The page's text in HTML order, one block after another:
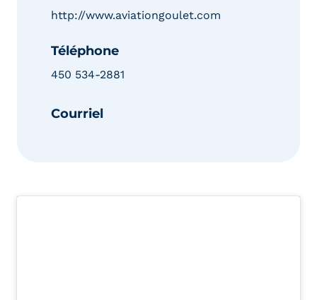
http://www.aviationgoulet.com
Téléphone
450 534-2881
Courriel